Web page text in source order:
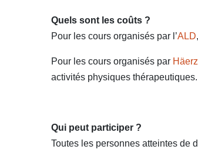
Quels sont les coûts ?
Pour les cours organisés par l’ALD
Pour les cours organisés par
activités physiques thérapeutiques.
Qui peut participer ?
Toutes les personnes atteintes de